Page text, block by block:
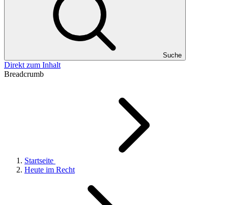
Suche
Direkt zum Inhalt
Breadcrumb
Startseite
Heute im Recht